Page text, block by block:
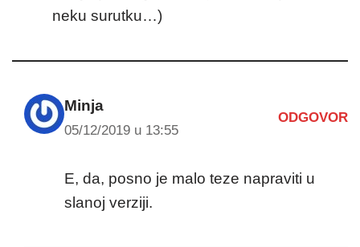
neku surutku…)
Minja
05/12/2019 u 13:55
ODGOVOR
E, da, posno je malo teze napraviti u
slanoj verziji.